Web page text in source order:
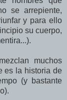
se arrepiente,
y para ello
su cuerpo,
muchos
es la historia de
(y bastante